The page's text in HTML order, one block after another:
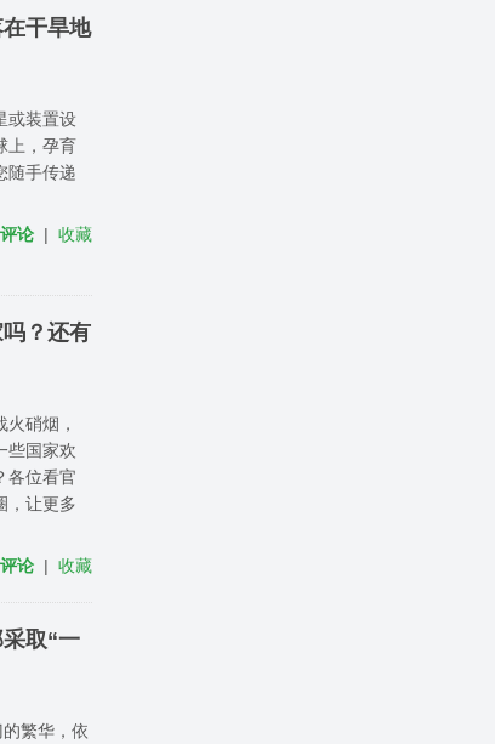
干旱地
或装置设
上，孕育
随手传递
评论 |收藏
？还有
硝烟，
些国家欢
各位看官
，让更多
评论 |收藏
取“一
繁华，依